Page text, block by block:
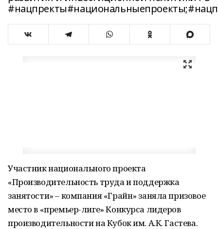
Участник национального проекта
«Производительность труда и поддержка
занятости» – компания «Грайн» заняла призовое
место в «премьер-лиге» Конкурса лидеров
производительности на Кубок им. А.К. Гастева.